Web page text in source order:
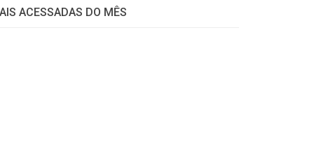
ACESSADAS DO MÊS